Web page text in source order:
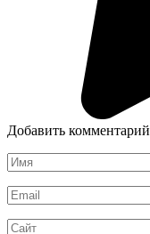
Добавить комментарий
Имя
*
Email
*
Сайт